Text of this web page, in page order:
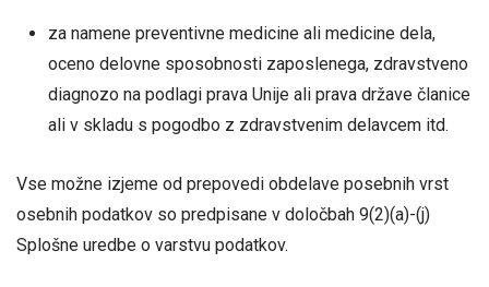
za namene preventivne medicine ali medicine dela,
oceno delovne sposobnosti zaposlenega, zdravstveno
diagnozo na podlagi prava Unije ali prava države članice
ali v skladu s pogodbo z zdravstvenim delavcem itd.
Vse možne izjeme od prepovedi obdelave posebnih vrst
osebnih podatkov so predpisane v določbah 9(2)(a)-(j)
Splošne uredbe o varstvu podatkov.